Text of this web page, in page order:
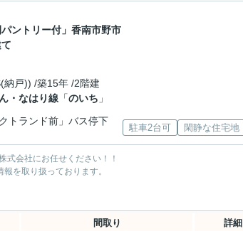
パントリー付」香南市野市
納戸)) /築15年 /2階建
・なはり線 「のいち 」
トランド前」バス停下
駐車2台可 閑静な住宅地
式会社にお任せください！！
を取り扱っております。
間取り 詳細